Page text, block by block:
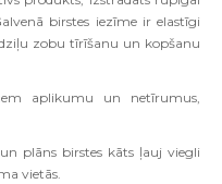
birstes iezīme ir elastīgi
zobu tīrīšanu un kopšanu
aplikumu un netīrumus,
plāns birstes kāts ļauj viegli
vietās.